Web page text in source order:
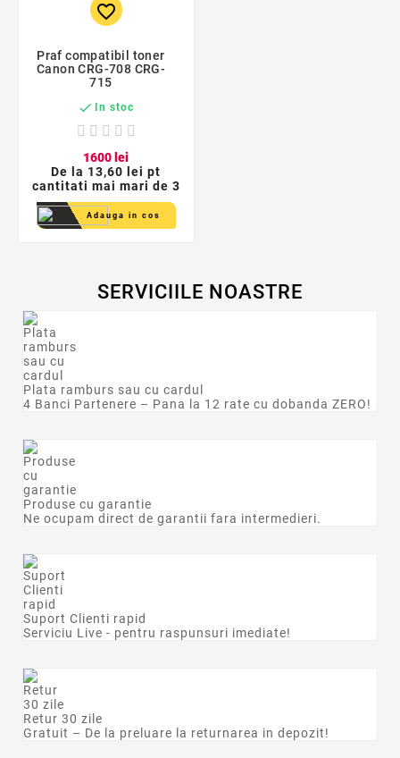
favorite_border
Praf compatibil toner
Canon CRG-708 CRG-
715
 In stoc
1600 lei
De la 13,60 lei pt
cantitati mai mari de 3
Adauga in cos
SERVICIILE NOASTRE
Plata ramburs sau cu cardul
4 Banci Partenere – Pana la 12 rate cu dobanda ZERO!
Produse cu garantie
Ne ocupam direct de garantii fara intermedieri.
Suport Clienti rapid
Serviciu Live - pentru raspunsuri imediate!
Retur 30 zile
Gratuit – De la preluare la returnarea in depozit!